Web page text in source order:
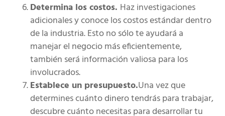
Determina los costos. Haz investigaciones
adicionales y conoce los costos estándar dentro
de la industria. Esto no sólo te ayudará a
manejar el negocio más eficientemente,
también será información valiosa para los
involucrados.
Establece un presupuesto.Una vez que
determines cuánto dinero tendrás para trabajar,
descubre cuánto necesitas para desarrollar tu